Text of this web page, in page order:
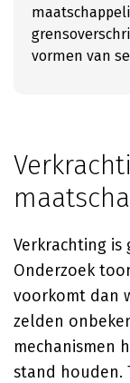
vormen van
Verkrachting is
Onderzoek
voorkomt dan
zelden
mechanismen
stand houden.